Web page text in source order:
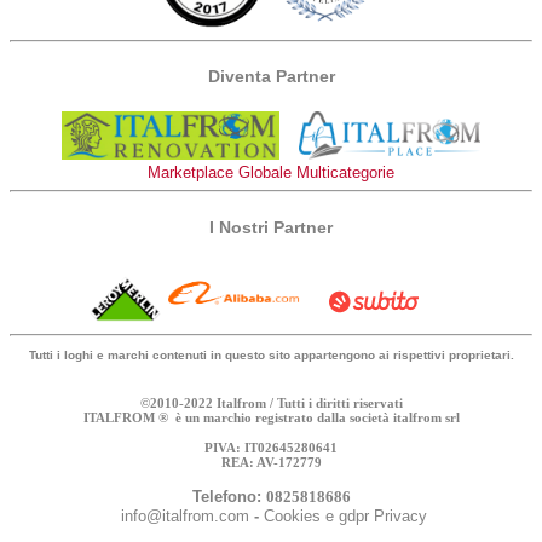
Diventa Partner
Marketplace Globale Multicategorie
I Nostri Partner
Tutti i loghi e marchi contenuti in questo sito appartengono ai rispettivi proprietari.
©2010-2022 Italfrom / Tutti i diritti riservati
ITALFROM ® è un marchio registrato dalla società italfrom srl
PIVA: IT02645280641
REA: AV-172779
Telefono: 0825818686
info@italfrom.com - Cookies e gdpr Privacy